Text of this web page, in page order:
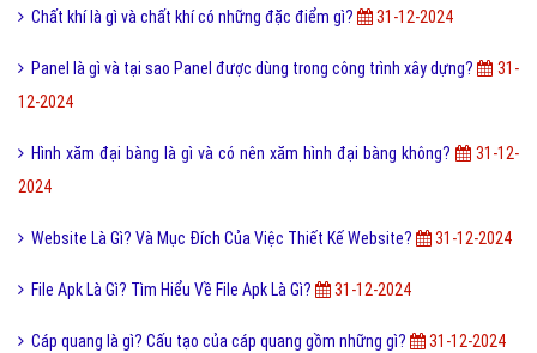
Chất khí là gì và chất khí có những đặc điểm gì? 31-12-2024
Panel là gì và tại sao Panel được dùng trong công trình xây dựng?
31-
12-2024
Hình xăm đại bàng là gì và có nên xăm hình đại bàng không?
31-12-
2024
Website Là Gì? Và Mục Đích Của Việc Thiết Kế Website? 31-12-2024
File Apk Là Gì? Tìm Hiểu Về File Apk Là Gì? 31-12-2024
Cáp quang là gì? Cấu tạo của cáp quang gồm những gì? 31-12-2024